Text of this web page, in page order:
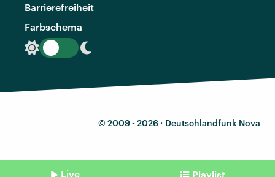
Barrierefreiheit
Farbschema
© 2009 - 2026 · Deutschlandfunk Nova
Live Playlist